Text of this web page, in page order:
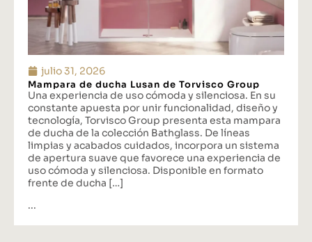
julio 31, 2026
Mampara de ducha Lusan de Torvisco Group
Una experiencia de uso cómoda y silenciosa. En su
constante apuesta por unir funcionalidad, diseño y
tecnología, Torvisco Group presenta esta mampara
de ducha de la colección Bathglass. De líneas
limpias y acabados cuidados, incorpora un sistema
de apertura suave que favorece una experiencia de
uso cómoda y silenciosa. Disponible en formato
frente de ducha […]